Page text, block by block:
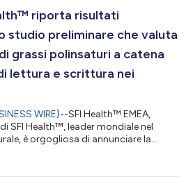
riporta risultati
studio preliminare che valuta
grassi polinsaturi a catena
lettura e scrittura nei
WIRE)--SFI Health™ EMEA,
SFI Health™, leader mondiale nel
è orgogliosa di annunciare la
Famiglia”, che indaga la